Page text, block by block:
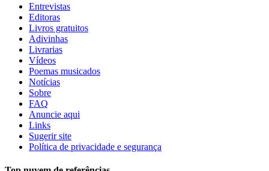
Entrevistas
Editoras
Livros gratuitos
Adivinhas
Livrarias
Vídeos
Poemas musicados
Notícias
Sobre
FAQ
Anuncie aqui
Links
Sugerir site
Política de privacidade e segurança